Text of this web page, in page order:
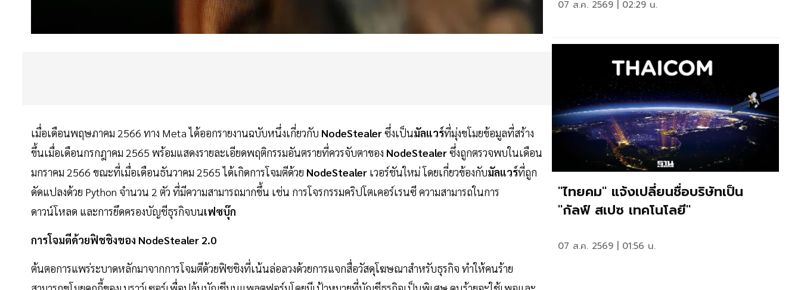
เมื่อเดือนพฤษภาคม 2566 ทาง Meta ได้ออกรายงานฉบับหนึ่งเกี่ยวกับ NodeStealerซึ่งเป็นมัลแวร์ที่มุ่งขโมยข้อมูลที่สร้าง
ขึ้นเมื่อเดือนกรกฎาคม 2565 พร้อมแสดงรายละเอียดพฤติกรรมอันตรายที่ควรจับตาของ NodeStealerซึ่งถูกตรวจพบในเดือน
มกราคม 2566 ขณะที่เมื่อเดือนธันวาคม 2565 ได้เกิดการโจมตีด้วย NodeStealer เวอร์ชันใหม่ โดยเกี่ยวข้องกับมัลแวร์ที่ถูก
ดัดแปลงด้วย Python จำนวน 2 ตัว ที่มีความสามารถมากขึ้น เช่น การโจรกรรมคริปโตเคอร์เรนซี ความสามารถในการ
ดาวน์โหลด และการยึดครองบัญชีธุรกิจบนเฟซบุ๊ก
การโจมตีด้วยฟิชชิงของ NodeStealer 2.0
ต้นตอการแพร่ระบาดหลักมาจากการโจมตีด้วยฟิชชิงที่เน้นล่อลวงด้วยการแจกสื่อวัสดุโฆษณาสำหรับธุรกิจ ทำให้คนร้าย
07 ส.ค. 2569 | 02:29 น.
"ไทยคม" แจ้งเปลี่ยนชื่อบริษัทเป็น
"กัลฟ์ สเปซ เทคโนโลยี"
07 ส.ค. 2569 | 01:56 น.